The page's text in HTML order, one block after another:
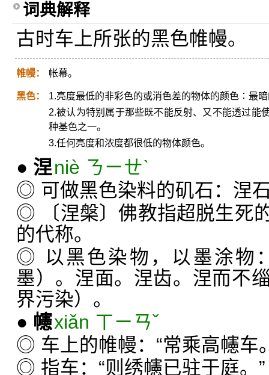
词典解释
古时车上所张的黑色帷幔。
帷幔： 帐幕。
黑色：
1.亮度最低的非彩色的或消色差的物体的颜色∶最
2.被认为特别属于那些既不能反射、又不能透过能
种基色之一。
3.任何亮度和浓度都很低的物体颜色。
● 涅niè ㄋㄧㄝˋ
◎ 可做黑色染料的矶石：涅
◎ 〔涅槃〕佛教指超脱生死
的代称。
◎ 以黑色染物，以墨涂物
墨）。涅面。涅齿。涅而不
界污染）。
● 幰xiǎn ㄒㄧㄢˇ
◎ 车上的帷幔：“常乘高幰车
◎ 指车：“则绣幰已驻于庭。”